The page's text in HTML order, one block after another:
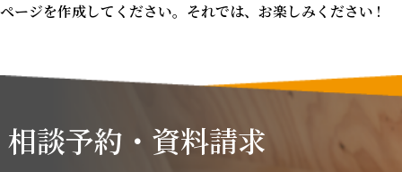
ページを作成してください。それでは、お楽しみください !
相談予約・資料請求